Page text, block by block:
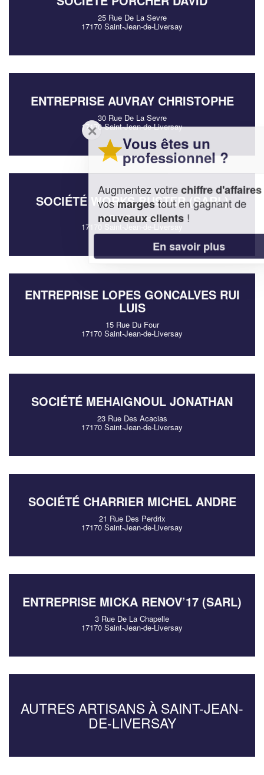
25 Rue De La Sevre
17170 Saint-Jean-de-Liversay
ENTREPRISE AUVRAY CHRISTOPHE
30 Rue De La Sevre
17170 Saint-Jean-de-Liversay
SOCIÉTÉ WORKS BUSTER (SARL)
5 Rue De L'ecole
17170 Saint-Jean-de-Liversay
ENTREPRISE LOPES GONCALVES RUI
LUIS
15 Rue Du Four
17170 Saint-Jean-de-Liversay
SOCIÉTÉ MEHAIGNOUL JONATHAN
23 Rue Des Acacias
17170 Saint-Jean-de-Liversay
SOCIÉTÉ CHARRIER MICHEL ANDRE
21 Rue Des Perdrix
17170 Saint-Jean-de-Liversay
ENTREPRISE MICKA RENOV’17 (SARL)
3 Rue De La Chapelle
17170 Saint-Jean-de-Liversay
AUTRES ARTISANS À SAINT-JEAN-
DE-LIVERSAY
Vous êtes un
professionnel ?
Augmentez votrechiffre d'affaireset
vosmargestout en gagnant de
nouveaux clients!
En savoir plus